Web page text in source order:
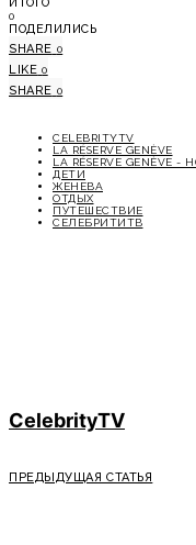
0
ПОДЕЛИЛИСЬ
SHARE 0
LIKE 0
SHARE 0
CELEBRITYTV
LA RÉSERVE GENÈVE
LA RÉSERVE GENÈVE -
ДЕТИ
ЖЕНЕВА
ОТДЫХ
ПУТЕШЕСТВИЕ
СЕЛЕБРИТИТВ
CelebrityTV
ПРЕДЫДУЩАЯ СТАТЬЯ